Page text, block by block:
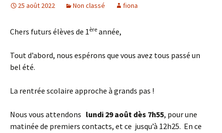
25 août 2022 Non classé fiona
Chers futurs élèves de 1ère année,
Tout d’abord, nous espérons que vous avez tous passé un
bel été.
La rentrée scolaire approche à grands pas !
Nous vous attendons lundi 29 août dès 7h55, pour une
matinée de premiers contacts, et ce jusqu’à 12h25. En ce